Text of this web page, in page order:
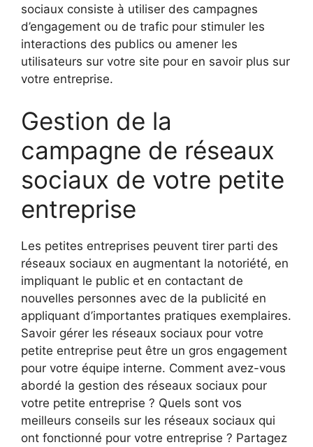
sociaux consiste à utiliser des campagnes
d’engagement ou de trafic pour stimuler les
interactions des publics ou amener les
utilisateurs sur votre site pour en savoir plus sur
votre entreprise.
Gestion de la
campagne de réseaux
sociaux de votre petite
entreprise
Les petites entreprises peuvent tirer parti des
réseaux sociaux en augmentant la notoriété, en
impliquant le public et en contactant de
nouvelles personnes avec de la publicité en
appliquant d’importantes pratiques exemplaires.
Savoir gérer les réseaux sociaux pour votre
petite entreprise peut être un gros engagement
pour votre équipe interne. Comment avez-vous
abordé la gestion des réseaux sociaux pour
votre petite entreprise ? Quels sont vos
meilleurs conseils sur les réseaux sociaux qui
ont fonctionné pour votre entreprise ? Partagez